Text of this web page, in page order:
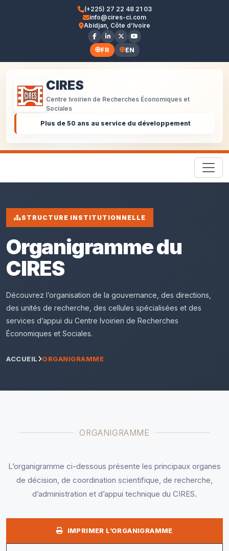
(+225) 27 22 48 21 03
info@cires-ci.com
Abidjan, Côte d’Ivoire
FR EN
CIRES
Centre Ivoirien de Recherches Économiques et
Sociales
Plus de 50 ans au service du développement
STRUCTURE INSTITUTIONNELLE
Organigramme du
CIRES
Découvrez l’organisation de la gouvernance, des directions,
des unités de recherche, des cellules spécialisées et des
services d’appui du Centre Ivoirien de Recherches
Économiques et Sociales.
ACCUEIL ORGANIGRAMME
ORGANIGRAMME
L’organigramme ci-dessous présente les principaux organes
de décision, de coordination scientifique, de recherche,
d’administration et d’appui technique du CIRES.
IMPRIMER L’ORGANIGRAMME